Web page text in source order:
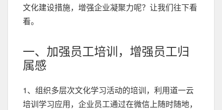
文化建设措施，增强企业凝聚力呢？让我们往下看
看。
一、加强员工培训，增强员工归
属感
1、组织多层次文化学习活动的培训，利用道一云
培训学习应用，企业员工通过在微信上随时随地，